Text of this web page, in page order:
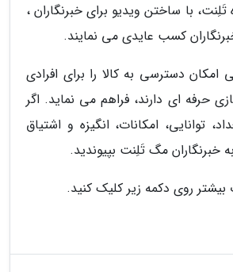
تَلِنت، با ساختن ویدیو برای خبرنگاران ،
کسب عایدی می نمایند.
امکان دسترسی به کالا را برای افرادی
حرفه ای دارند، فراهم می نماید. اگر
توانایی، امکانات، انگیزه و اشتیاق
خبرنگاران مگ تَلِنت بپیوندید.
روی دکمه زیر کلیک کنید.